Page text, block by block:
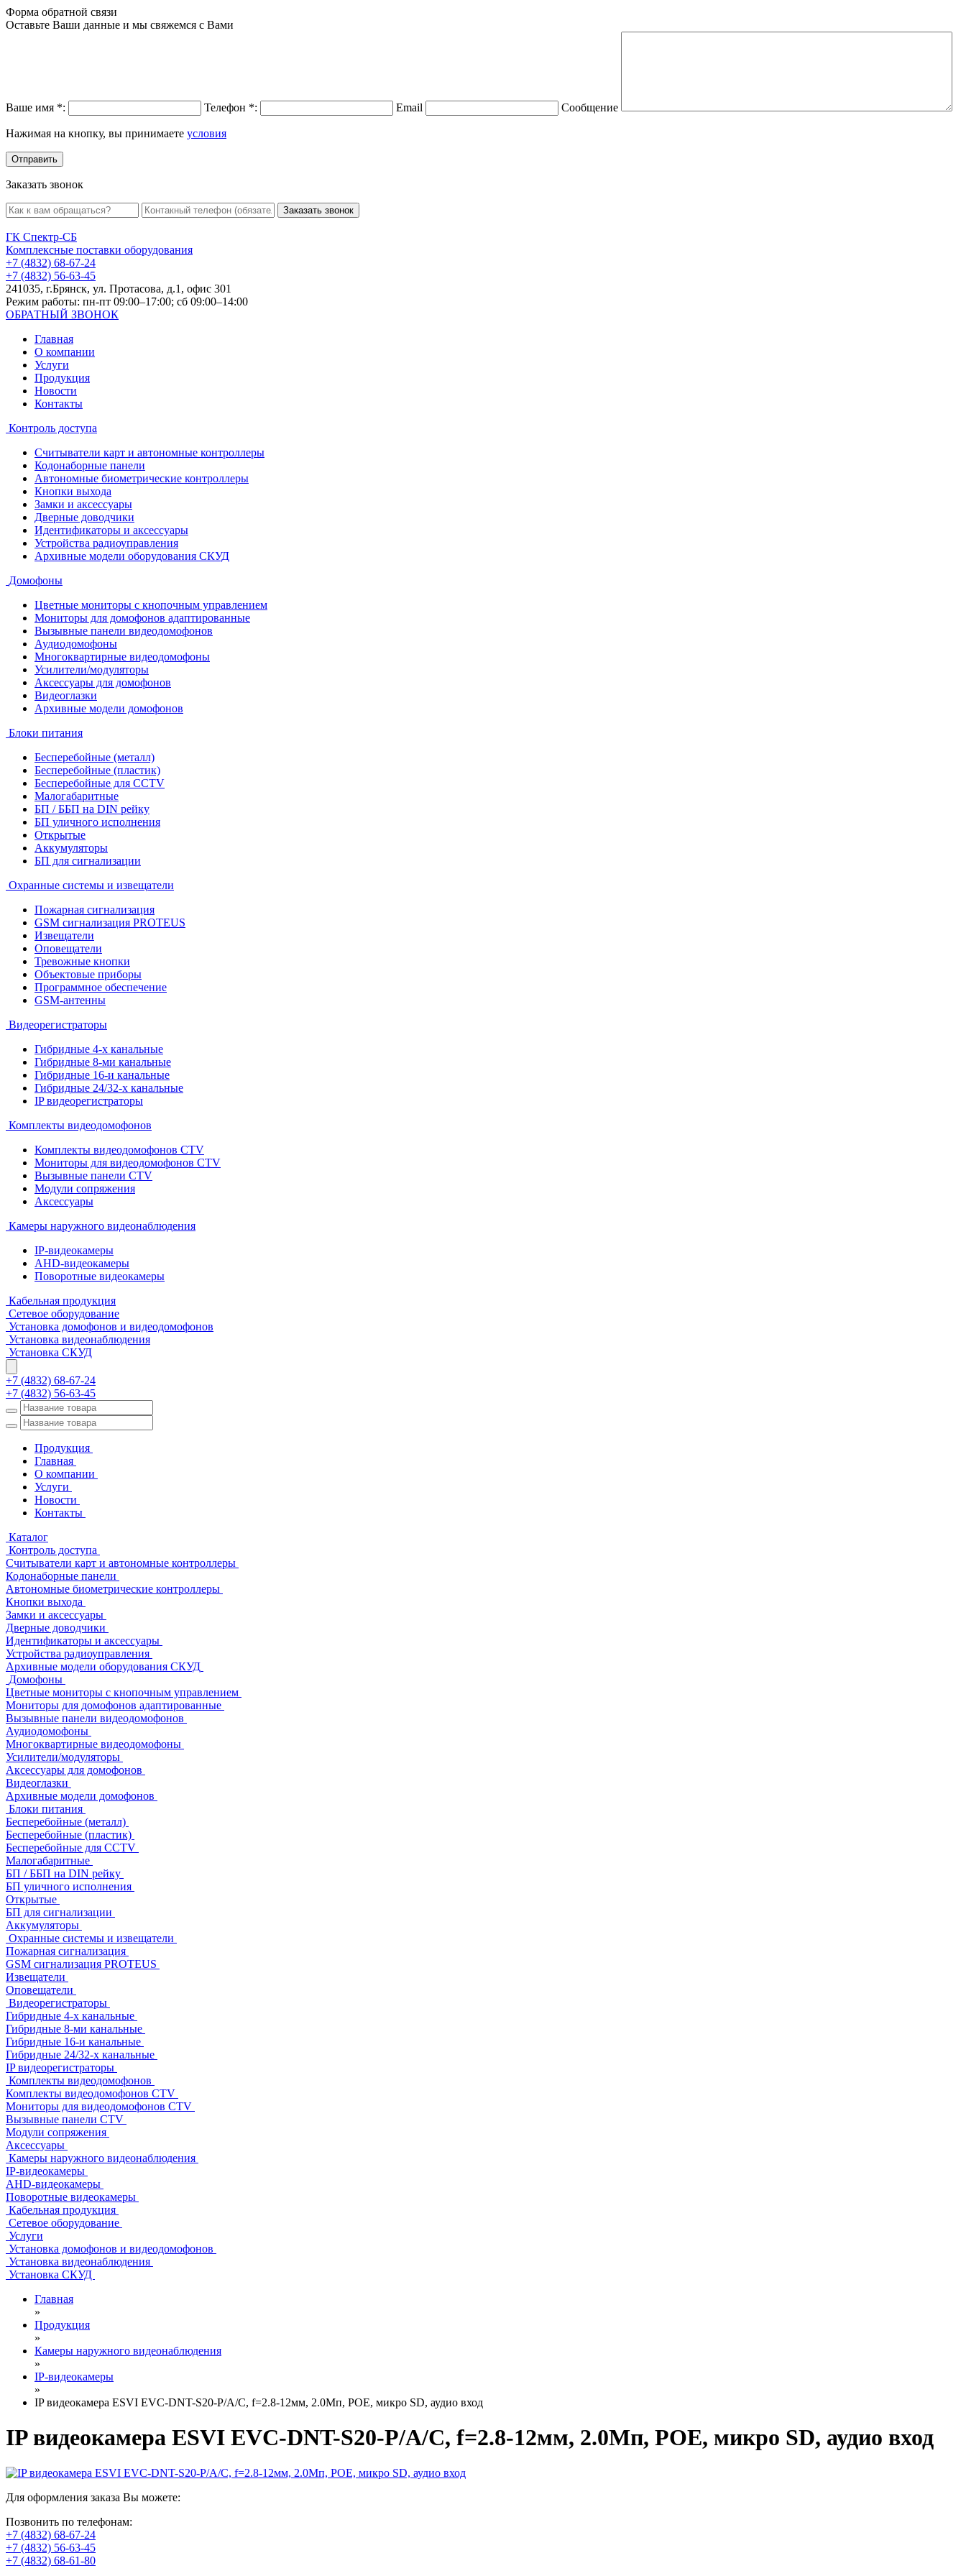
Форма обратной связи
Оставьте Ваши данные и мы свяжемся с Вами
Ваше имя *: Телефон *: Email Сообщение
Нажимая на кнопку, вы принимаете условия
Заказать звонок
Заказать звонок
ГК Спектр-СБ
Комплексные поставки оборудования
+7 (4832) 68-67-24
+7 (4832) 56-63-45
241035, г.Брянск, ул. Протасова, д.1, офис 301
Режим работы: пн-пт 09:00–17:00; сб 09:00–14:00
ОБРАТНЫЙ ЗВОНОК
Главная
О компании
Услуги
Продукция
Новости
Контакты
Контроль доступа
Считыватели карт и автономные контроллеры
Кодонаборные панели
Автономные биометрические контроллеры
Кнопки выхода
Замки и аксессуары
Дверные доводчики
Идентификаторы и аксессуары
Устройства радиоуправления
Архивные модели оборудования СКУД
Домофоны
Цветные мониторы с кнопочным управлением
Мониторы для домофонов адаптированные
Вызывные панели видеодомофонов
Аудиодомофоны
Многоквартирные видеодомофоны
Усилители/модуляторы
Аксессуары для домофонов
Видеоглазки
Архивные модели домофонов
Блоки питания
Бесперебойные (металл)
Бесперебойные (пластик)
Бесперебойные для CCTV
Малогабаритные
БП / ББП на DIN рейку
БП уличного исполнения
Открытые
Аккумуляторы
БП для сигнализации
Охранные системы и извещатели
Пожарная сигнализация
GSM сигнализация PROTEUS
Извещатели
Оповещатели
Тревожные кнопки
Объектовые приборы
Программное обеспечение
GSM-антенны
Видеорегистраторы
Гибридные 4-х канальные
Гибридные 8-ми канальные
Гибридные 16-и канальные
Гибридные 24/32-х канальные
IP видеорегистраторы
Комплекты видеодомофонов
Комплекты видеодомофонов CTV
Мониторы для видеодомофонов CTV
Вызывные панели CTV
Модули сопряжения
Аксессуары
Камеры наружного видеонаблюдения
IP-видеокамеры
AHD-видеокамеры
Поворотные видеокамеры
Кабельная продукция
Сетевое оборудование
Установка домофонов и видеодомофонов
Установка видеонаблюдения
Установка СКУД
+7 (4832) 68-67-24
+7 (4832) 56-63-45
Продукция
Главная
О компании
Услуги
Новости
Контакты
Каталог
Контроль доступа
Считыватели карт и автономные контроллеры
Кодонаборные панели
Автономные биометрические контроллеры
Кнопки выхода
Замки и аксессуары
Дверные доводчики
Идентификаторы и аксессуары
Устройства радиоуправления
Архивные модели оборудования СКУД
Домофоны
Цветные мониторы с кнопочным управлением
Мониторы для домофонов адаптированные
Вызывные панели видеодомофонов
Аудиодомофоны
Многоквартирные видеодомофоны
Усилители/модуляторы
Аксессуары для домофонов
Видеоглазки
Архивные модели домофонов
Блоки питания
Бесперебойные (металл)
Бесперебойные (пластик)
Бесперебойные для CCTV
Малогабаритные
БП / ББП на DIN рейку
БП уличного исполнения
Открытые
БП для сигнализации
Аккумуляторы
Охранные системы и извещатели
Пожарная сигнализация
GSM сигнализация PROTEUS
Извещатели
Оповещатели
Видеорегистраторы
Гибридные 4-х канальные
Гибридные 8-ми канальные
Гибридные 16-и канальные
Гибридные 24/32-х канальные
IP видеорегистраторы
Комплекты видеодомофонов
Комплекты видеодомофонов CTV
Мониторы для видеодомофонов CTV
Вызывные панели CTV
Модули сопряжения
Аксессуары
Камеры наружного видеонаблюдения
IP-видеокамеры
AHD-видеокамеры
Поворотные видеокамеры
Кабельная продукция
Сетевое оборудование
Услуги
Установка домофонов и видеодомофонов
Установка видеонаблюдения
Установка СКУД
Главная
»
Продукция
»
Камеры наружного видеонаблюдения
»
IP-видеокамеры
»
IP видеокамера ESVI EVC-DNT-S20-P/A/C, f=2.8-12мм, 2.0Мп, POE, микро SD, аудио вход
IP видеокамера ESVI EVC-DNT-S20-P/A/C, f=2.8-12мм, 2.0Мп, POE, микро SD, аудио вход
Для оформления заказа Вы можете:
Позвонить по телефонам:
+7 (4832) 68-67-24
+7 (4832) 56-63-45
+7 (4832) 68-61-80